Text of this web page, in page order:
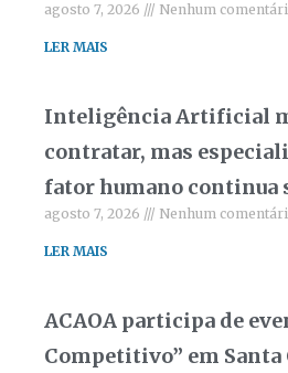
agosto 7, 2026 Nenhum
LER MAIS
Inteligência Artificial
contratar, mas
fator humano continua
agosto 7, 2026 Nenhum
LER MAIS
ACAOA participa de
Competitivo” em Santa